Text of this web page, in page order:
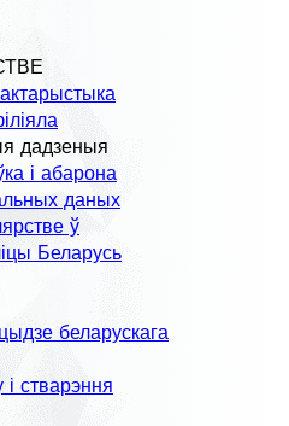
дадзеныя
і абарона
даных
ў
Беларусь
беларускага
і стварэння